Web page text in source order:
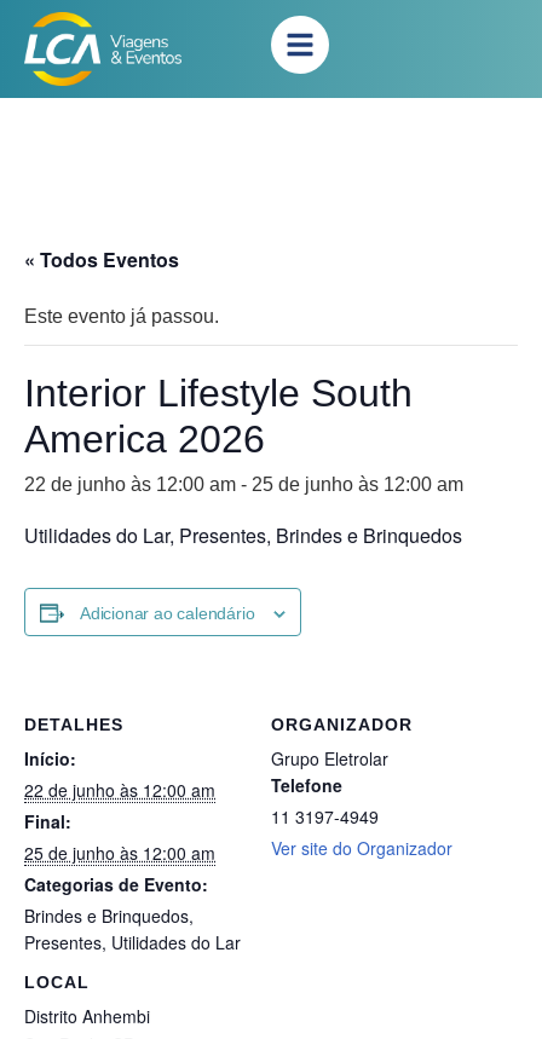
« Todos Eventos
Este evento já passou.
Interior Lifestyle South
America 2026
22 de junho às 12:00 am - 25 de junho às 12:00 am
Utilidades do Lar, Presentes, Brindes e Brinquedos
Adicionar ao calendário
DETALHES
Início:
22 de junho às 12:00 am
Final:
25 de junho às 12:00 am
Categorias de Evento:
Brindes e Brinquedos,
Presentes, Utilidades do Lar
LOCAL
Distrito Anhembi
ORGANIZADOR
Grupo Eletrolar
Telefone
11 3197-4949
Ver site do Organizador